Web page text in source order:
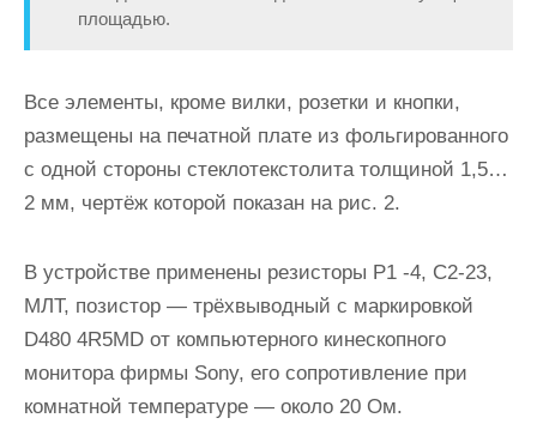
площадью.
Все элементы, кроме вилки, розетки и кнопки,
размещены на печатной плате из фольгированного
с одной стороны стеклотекстолита толщиной 1,5…
2 мм, чертёж которой показан на рис. 2.
В устройстве применены резисторы Р1 -4, С2-23,
МЛТ, позистор — трёхвыводный с маркировкой
D480 4R5MD от компьютерного кинескопного
монитора фирмы Sony, его сопротивление при
комнатной температуре — около 20 Ом.